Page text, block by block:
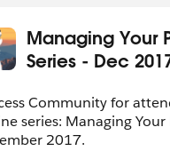
Managing Your
Series - Dec
Community for
series: Managing
2017.